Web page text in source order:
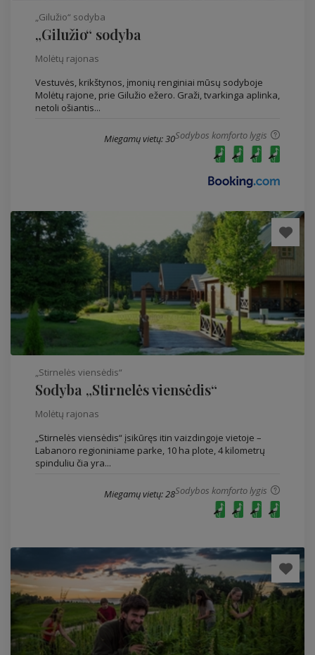
„Gilužio“ sodyba
„Gilužio“ sodyba
Molėtų rajonas
Vestuvės, krikštynos, įmonių renginiai mūsų sodyboje
Molėtų rajone, prie Gilužio ežero. Graži, tvarkinga aplinka,
netoli ošiantis...
Sodybos komforto lygis
Miegamų vietų: 30
„Stirnelės viensėdis“
Sodyba „Stirnelės viensėdis“
Molėtų rajonas
„Stirnelės viensėdis“ įsikūręs itin vaizdingoje vietoje –
Labanoro regioniniame parke, 10 ha plote, 4 kilometrų
spinduliu čia yra...
Sodybos komforto lygis
Miegamų vietų: 28